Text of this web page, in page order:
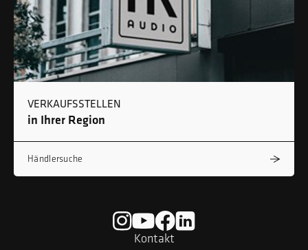
VERKAUFSSTELLEN
in Ihrer Region
Händlersuche
Kontakt